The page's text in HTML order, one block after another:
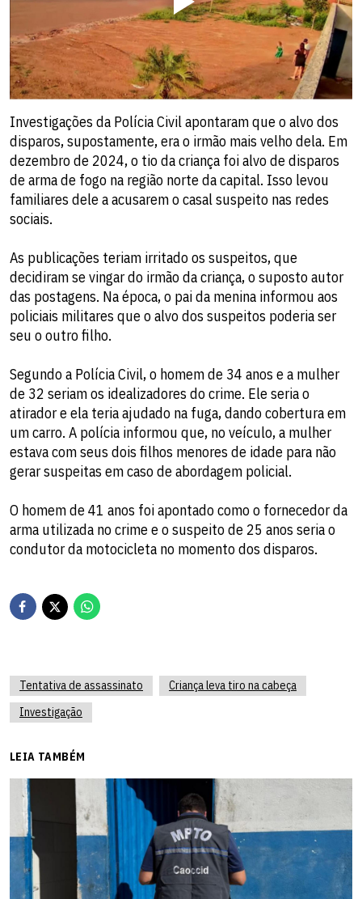
Investigações da Polícia Civil apontaram que o alvo dos
disparos, supostamente, era o irmão mais velho dela. Em
dezembro de 2024, o tio da criança foi alvo de disparos
de arma de fogo na região norte da capital. Isso levou
familiares dele a acusarem o casal suspeito nas redes
sociais.
As publicações teriam irritado os suspeitos, que
decidiram se vingar do irmão da criança, o suposto autor
das postagens. Na época, o pai da menina informou aos
policiais militares que o alvo dos suspeitos poderia ser
seu o outro filho.
Segundo a Polícia Civil, o homem de 34 anos e a mulher
de 32 seriam os idealizadores do crime. Ele seria o
atirador e ela teria ajudado na fuga, dando cobertura em
um carro. A polícia informou que, no veículo, a mulher
estava com seus dois filhos menores de idade para não
gerar suspeitas em caso de abordagem policial.
O homem de 41 anos foi apontado como o fornecedor da
arma utilizada no crime e o suspeito de 25 anos seria o
condutor da motocicleta no momento dos disparos.
Tentativa de assassinato
Criança leva tiro na cabeça
Investigação
LEIA TAMBÉM